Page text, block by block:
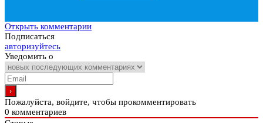
Открыть комментарии
Подписаться
авторизуйтесь
Уведомить о
Пожалуйста, войдите, чтобы прокомментировать
0 комментариев